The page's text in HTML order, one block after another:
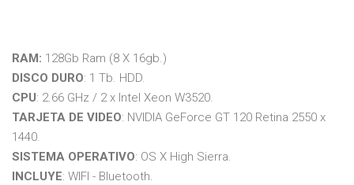
RAM: 128Gb Ram (8 X 16gb.)
DISCO DURO: 1 Tb. HDD.
CPU: 2.66 GHz / 2 x Intel Xeon W3520.
TARJETA DE VIDEO: NVIDIA GeForce GT 120 Retina 2550 x
1440.
SISTEMA OPERATIVO: OS X High Sierra.
INCLUYE: WIFI - Bluetooth.